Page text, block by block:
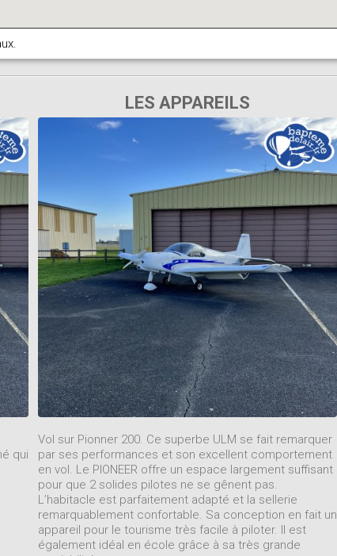
qui
LES APPAREILS
Vol sur Pionner 200. Ce superbe ULM se fait remarquer
par ses performances et son excellent comportement
en vol. Le PIONEER offre un espace largement suffisant
pour que 2 solides pilotes ne se gênent pas.
L’habitacle est parfaitement adapté et la sellerie
remarquablement confortable. Sa conception en fait un
appareil pour le tourisme très facile à piloter. Il est
également idéal en école grâce à sa très grande